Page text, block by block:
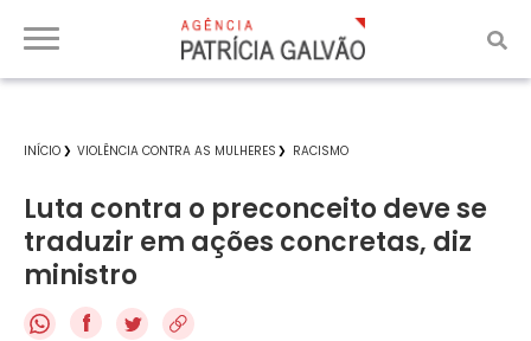
INÍCIO VIOLÊNCIA CONTRA AS MULHERES RACISMO
Luta contra o preconceito deve se
traduzir em ações concretas, diz
ministro
f